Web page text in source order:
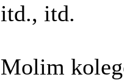
itd., itd.
Molim